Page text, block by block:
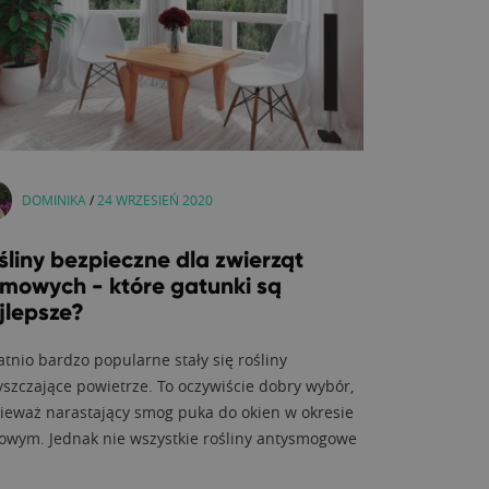
DOMINIKA / 24 WRZESIEŃ 2020
bezpieczne dla zwierząt
- które gatunki są
bardzo popularne stały się rośliny
powietrze. To oczywiście dobry wybór,
narastający smog puka do okien w okresie
Jednak nie wszystkie rośliny antysmogowe